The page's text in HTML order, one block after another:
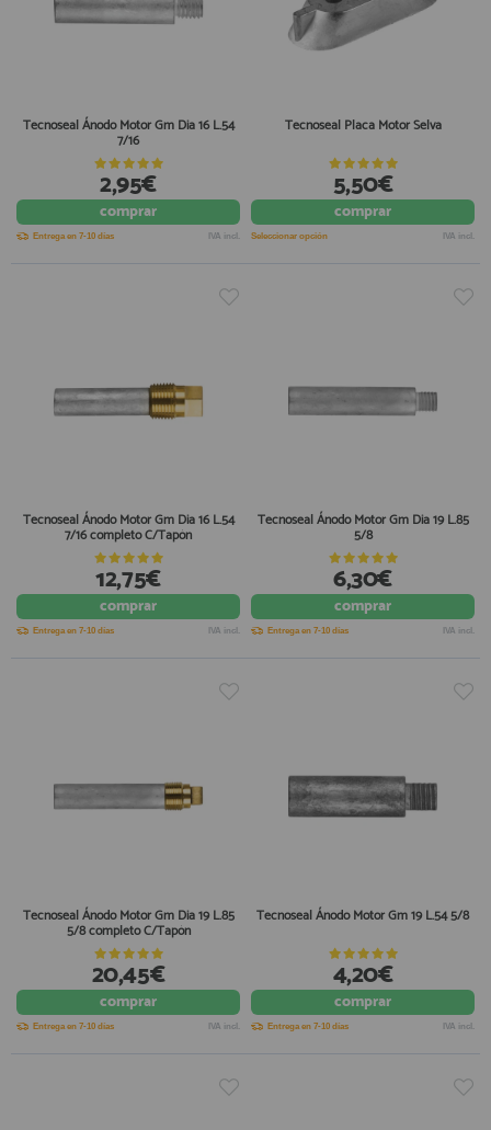
Tecnoseal Ánodo Motor Gm Dia 16 L.54
7/16
2,95€
comprar
Entrega en 7-10 días IVA incl.
Tecnoseal Placa Motor Selva
5,50€
comprar
Seleccionar opción IVA incl.
Tecnoseal Ánodo Motor Gm Dia 16 L.54
7/16 completo C/Tapón
12,75€
comprar
Entrega en 7-10 días IVA incl.
Tecnoseal Ánodo Motor Gm Dia 19 L.85
5/8
6,30€
comprar
Entrega en 7-10 días IVA incl.
Tecnoseal Ánodo Motor Gm Dia 19 L.85
5/8 completo C/Tapón
20,45€
comprar
Entrega en 7-10 días IVA incl.
Tecnoseal Ánodo Motor Gm 19 L.54 5/8
4,20€
comprar
Entrega en 7-10 días IVA incl.